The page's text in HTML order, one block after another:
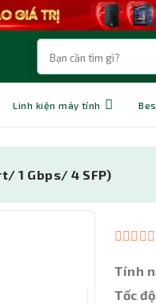
Linh kiện máy tính
1 Gbps/ 4 SFP)
Tính
Tốc độ